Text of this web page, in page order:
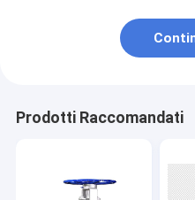
Prodotti Raccomandati